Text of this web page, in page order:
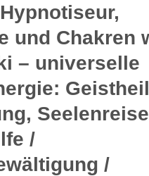
und Chakren
– universelle
/
/